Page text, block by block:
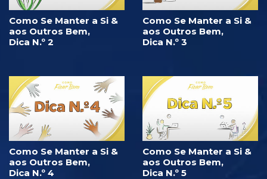
Como Se Manter a Si &
aos Outros Bem,
Dica N.º 2
Como Se Manter a Si &
aos Outros Bem,
Dica N.º 3
Como Se Manter a Si &
aos Outros Bem,
Dica N.º 4
Como Se Manter a Si &
aos Outros Bem,
Dica N.º 5